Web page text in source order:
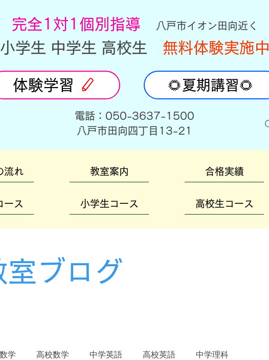
​完全1対1個別指導 八戸市イオン田向近く
小学生 中学生 高校生 無料体験実施中
体験学習 🌻夏期講習🌻
​電話：050-3637-1500
​八戸市田向四丁目13-21
流れ
ース
教室案内
小学生コース
合格実績
高校生コース
室ブログ
学 高校数学 中学英語 高校英語 中学理科